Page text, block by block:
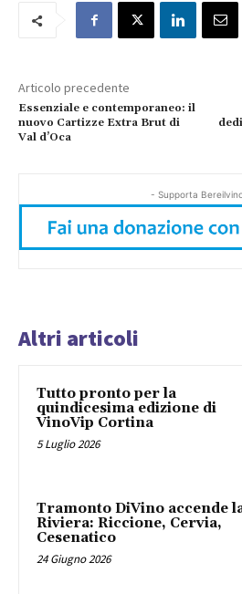
Articolo precedente
Essenziale e contemporaneo: il
nuovo Cartizze Extra Brut di
Val d’Oca
- Supporta
Altri articoli
Tutto pronto per la
quindicesima edizione di
VinoVip Cortina
5 Luglio 2026
Tramonto DiVino accende
Riviera: Riccione, Cervia,
Cesenatico
24 Giugno 2026